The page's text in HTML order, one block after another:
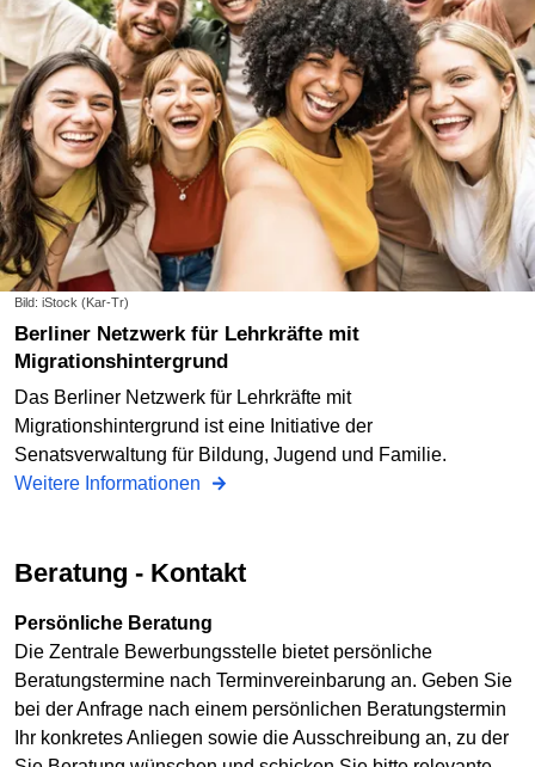
Bild: iStock (Kar-Tr)
Berliner Netzwerk für Lehrkräfte mit
Migrationshintergrund
Das Berliner Netzwerk für Lehrkräfte mit
Migrationshintergrund ist eine Initiative der
Senatsverwaltung für Bildung, Jugend und Familie.
Weitere Informationen
Beratung - Kontakt
Persönliche Beratung
Die Zentrale Bewerbungsstelle bietet persönliche
Beratungstermine nach Terminvereinbarung an. Geben Sie
bei der Anfrage nach einem persönlichen Beratungstermin
Ihr konkretes Anliegen sowie die Ausschreibung an, zu der